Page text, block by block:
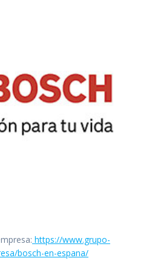
https://www.grupo-
bosch-en-espana/